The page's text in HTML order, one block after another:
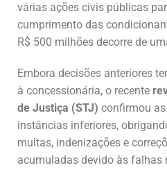
várias ações civis públicas
cumprimento das
R$ 500 milhões decorre de
Embora decisões anteriores
à concessionária, o recente
de Justiça (STJ) confirmou
instâncias inferiores,
multas, indenizações e
acumuladas devido às falhas